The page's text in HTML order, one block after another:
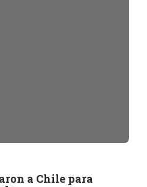
a Chile para